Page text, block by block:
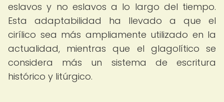
eslavos y no eslavos a lo largo del tiempo.
Esta adaptabilidad ha llevado a que el
cirílico sea más ampliamente utilizado en la
actualidad, mientras que el glagolítico se
considera más un sistema de escritura
histórico y litúrgico.